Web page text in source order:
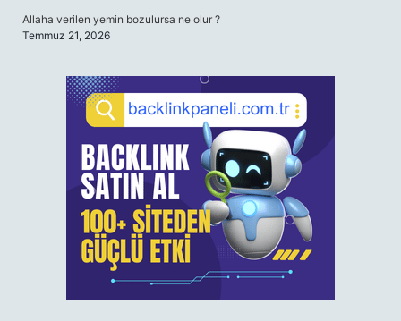
Allaha verilen yemin bozulursa ne olur ?
Temmuz 21, 2026